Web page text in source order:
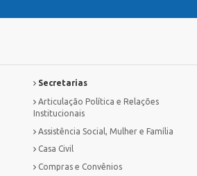
Secretarias
Articulação Política e Relações
Institucionais
Assistência Social, Mulher e Família
Casa Civil
Compras e Convênios